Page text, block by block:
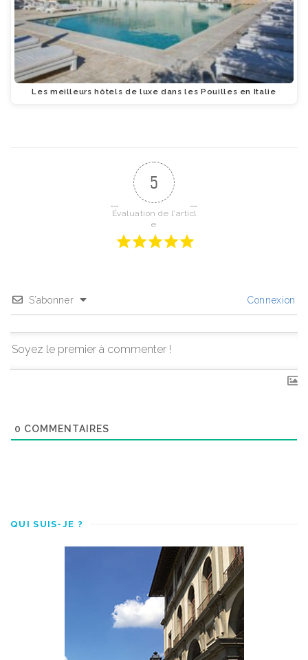
Les meilleurs hôtels de luxe dans les Pouilles en Italie
5
Évaluation de l'articl
e
S’abonner Connexion
0 COMMENTAIRES
QUI SUIS-JE ?